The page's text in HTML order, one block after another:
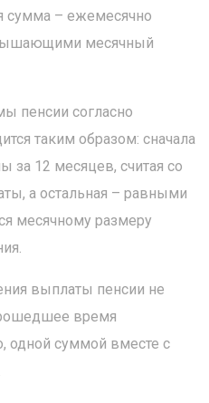
сумма – ежемесячно
месячный
пенсии согласно
таким образом: сначала
за 12 месяцев, считая со
а остальная – равными
месячному размеру
выплаты пенсии не
время
одной суммой вместе с